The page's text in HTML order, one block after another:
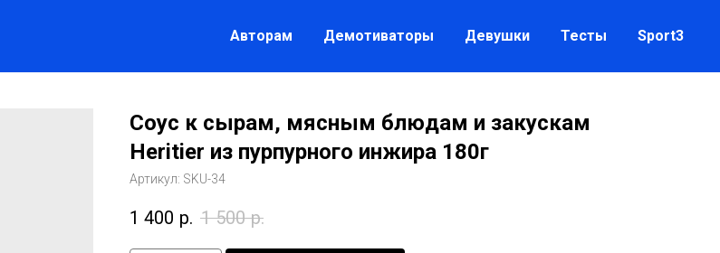
Авторам Демотиваторы Девушки Тесты Sport3
Соус к сырам, мясным блюдам и закускам
Heritier из пурпурного инжира 180г
Артикул: SKU-34
1 400 р. 1 500 р.